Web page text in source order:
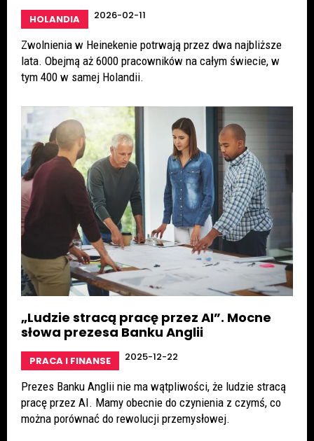
HOLANDIA 2026-02-11
Zwolnienia w Heinekenie potrwają przez dwa najbliższe
lata. Obejmą aż 6000 pracowników na całym świecie, w
tym 400 w samej Holandii.
„Ludzie stracą pracę przez AI”. Mocne
słowa prezesa Banku Anglii
PRACA I FINANSE 2025-12-22
Prezes Banku Anglii nie ma wątpliwości, że ludzie stracą
pracę przez AI. Mamy obecnie do czynienia z czymś, co
można porównać do rewolucji przemysłowej.